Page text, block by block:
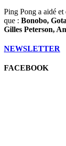
Ping Pong a aidé et
que : Bonobo,
Gilles Peterson,
NEWSLETTER
FACEBOOK